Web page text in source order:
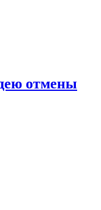
отмены